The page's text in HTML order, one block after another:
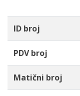
ID broj
PDV broj
Matični broj